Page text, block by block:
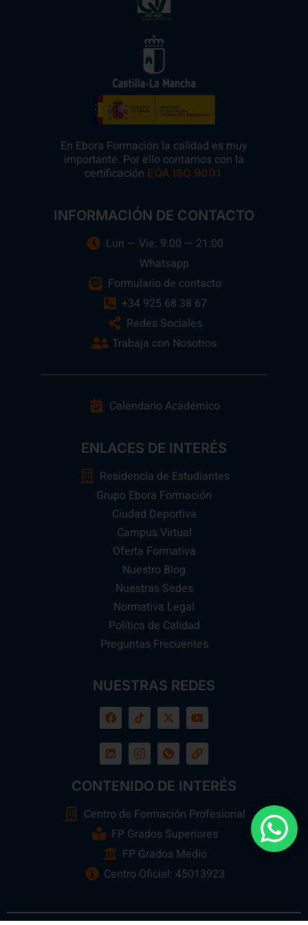
En Ebora Formación la calidad es muy
importante. Por ello contamos con la
certificación EQA ISO 9001
INFORMACIÓN DE CONTACTO
Lun — Vie: 9:00 — 21:00
Whatsapp
Formulario de contacto
+34 925 68 38 67
Redes Sociales
Trabaja con Nosotros
Calendario Académico
ENLACES DE INTERÉS
Residencia de Estudiantes
Grupo Ebora Formación
Ciudad Deportiva
Campus Virtual
Oferta Formativa
Nuestro Blog
Nuestras Sedes
Normativa Legal
Política de Calidad
Preguntas Frecuentes
NUESTRAS REDES
CONTENIDO DE INTERÉS
Centro de Formación Profesional
FP Grados Superiores
FP Grados Medio
Centro Oficial: 45013923